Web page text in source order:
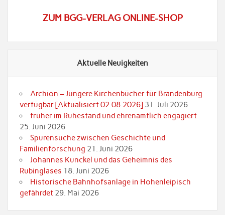
ZUM BGG-VERLAG ONLINE-SHOP
Aktuelle Neuigkeiten
Archion – Jüngere Kirchenbücher für Brandenburg
verfügbar [Aktualisiert 02.08.2026] 31. Juli 2026
früher im Ruhestand und ehrenamtlich engagiert
25. Juni 2026
Spurensuche zwischen Geschichte und
Familienforschung 21. Juni 2026
Johannes Kunckel und das Geheimnis des
Rubinglases 18. Juni 2026
Historische Bahnhofsanlage in Hohenleipisch
gefährdet 29. Mai 2026